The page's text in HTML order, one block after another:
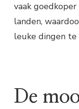
vaak
landen,
leuke dingen te
De